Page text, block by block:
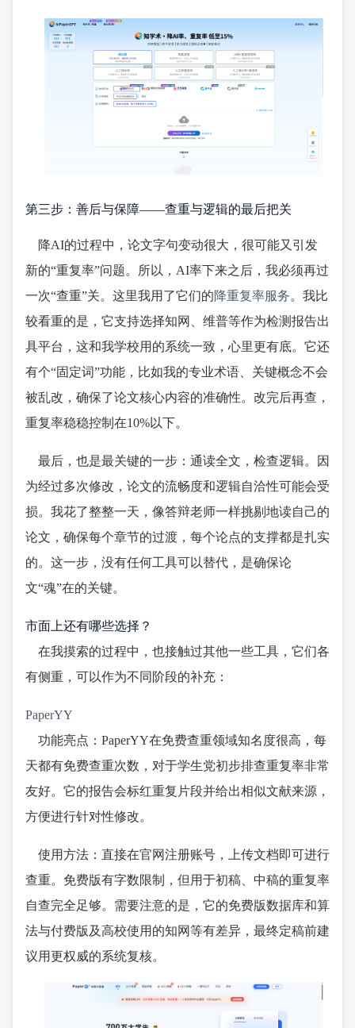
第三步：善后与保障——查重与逻辑的最后把关
降AI的过程中，论文字句变动很大，很可能又引发
新的“重复率”问题。所以，AI率下来之后，我必须再过
一次“查重”关。这里我用了它们的降重复率服务。我比
较看重的是，它支持选择知网、维普等作为检测报告出
具平台，这和我学校用的系统一致，心里更有底。它还
有个“固定词”功能，比如我的专业术语、关键概念不会
被乱改，确保了论文核心内容的准确性。改完后再查，
重复率稳稳控制在10%以下。
最后，也是最关键的一步：通读全文，检查逻辑。因
为经过多次修改，论文的流畅度和逻辑自洽性可能会受
损。我花了整整一天，像答辩老师一样挑剔地读自己的
论文，确保每个章节的过渡，每个论点的支撑都是扎实
的。这一步，没有任何工具可以替代，是确保论
文“魂”在的关键。
市面上还有哪些选择？
在我摸索的过程中，也接触过其他一些工具，它们各
有侧重，可以作为不同阶段的补充：
PaperYY
功能亮点：PaperYY在免费查重领域知名度很高，每
天都有免费查重次数，对于学生党初步排查重复率非常
友好。它的报告会标红重复片段并给出相似文献来源，
方便进行针对性修改。
使用方法：直接在官网注册账号，上传文档即可进行
查重。免费版有字数限制，但用于初稿、中稿的重复率
自查完全足够。需要注意的是，它的免费版数据库和算
法与付费版及高校使用的知网等有差异，最终定稿前建
议用更权威的系统复核。